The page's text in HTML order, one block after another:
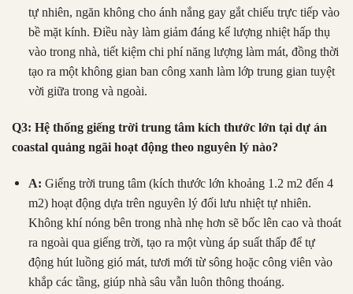
tự nhiên, ngăn không cho ánh nắng gay gắt chiếu trực tiếp vào
bề mặt kính. Điều này làm giảm đáng kể lượng nhiệt hấp thụ
vào trong nhà, tiết kiệm chi phí năng lượng làm mát, đồng thời
tạo ra một không gian ban công xanh làm lớp trung gian tuyệt
vời giữa trong và ngoài.
Q3: Hệ thống giếng trời trung tâm kích thước lớn tại dự án
coastal quảng ngãi hoạt động theo nguyên lý nào?
A: Giếng trời trung tâm (kích thước lớn khoảng 1.2 m2 đến 4
m2) hoạt động dựa trên nguyên lý đối lưu nhiệt tự nhiên.
Không khí nóng bên trong nhà nhẹ hơn sẽ bốc lên cao và thoát
ra ngoài qua giếng trời, tạo ra một vùng áp suất thấp để tự
động hút luồng gió mát, tươi mới từ sông hoặc công viên vào
khắp các tầng, giúp nhà sâu vẫn luôn thông thoáng.